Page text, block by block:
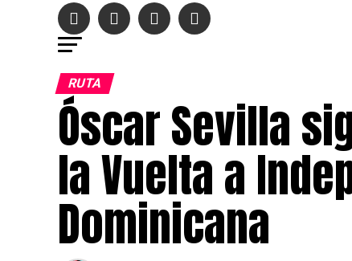
RUTA
Óscar Sevilla
la Vuelta a
Dominicana